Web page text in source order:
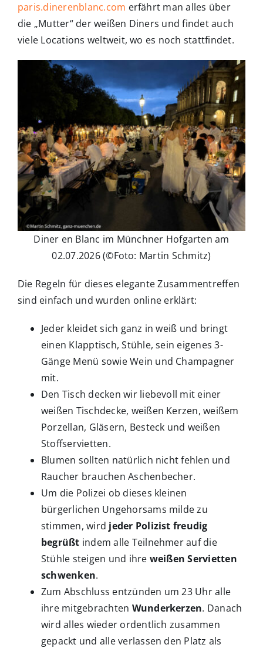
paris.dinerenblanc.com erfährt man alles über
die „Mutter“ der weißen Diners und findet auch
viele Locations weltweit, wo es noch stattfindet.
Diner en Blanc im Münchner Hofgarten am
02.07.2026 (©Foto: Martin Schmitz)
Die Regeln für dieses elegante Zusammentreffen
sind einfach und wurden online erklärt:
Jeder kleidet sich ganz in weiß und bringt
einen Klapptisch, Stühle, sein eigenes 3-
Gänge Menü sowie Wein und Champagner
mit.
Den Tisch decken wir liebevoll mit einer
weißen Tischdecke, weißen Kerzen, weißem
Porzellan, Gläsern, Besteck und weißen
Stoffservietten.
Blumen sollten natürlich nicht fehlen und
Raucher brauchen Aschenbecher.
Um die Polizei ob dieses kleinen
bürgerlichen Ungehorsams milde zu
stimmen, wird jeder Polizist freudig
begrüßt indem alle Teilnehmer auf die
Stühle steigen und ihre weißen Servietten
schwenken.
Zum Abschluss entzünden um 23 Uhr alle
ihre mitgebrachten Wunderkerzen. Danach
wird alles wieder ordentlich zusammen
gepackt und alle verlassen den Platz als